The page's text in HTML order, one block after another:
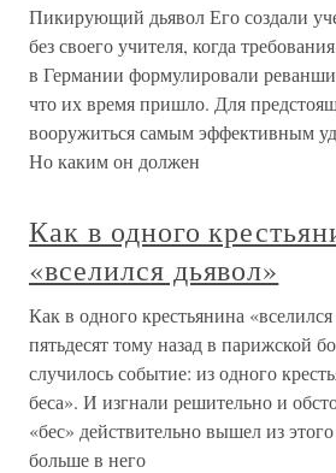
Пикирующий дьявол Его создали
без своего учителя, когда
в Германии формулировали
что их время пришло. Для
вооружиться самым эффективным
Но каким он должен
Как в одного
«вселился дьявол»
Как в одного крестьянина
пятьдесят тому назад в парижской
случилось событие: из одного
беса». И изгнали решительно и
«бес» действительно вышел из
больше в него